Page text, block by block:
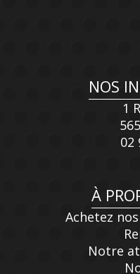
NOS
1
02
À
Achetez
Notre